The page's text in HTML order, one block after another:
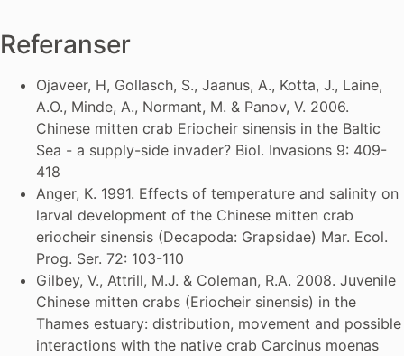
Referanser
Ojaveer, H, Gollasch, S., Jaanus, A., Kotta, J., Laine,
A.O., Minde, A., Normant, M. & Panov, V. 2006.
Chinese mitten crab Eriocheir sinensis in the Baltic
Sea - a supply-side invader? Biol. Invasions 9: 409-
418
Anger, K. 1991. Effects of temperature and salinity on
larval development of the Chinese mitten crab
eriocheir sinensis (Decapoda: Grapsidae) Mar. Ecol.
Prog. Ser. 72: 103-110
Gilbey, V., Attrill, M.J. & Coleman, R.A. 2008. Juvenile
Chinese mitten crabs (Eriocheir sinensis) in the
Thames estuary: distribution, movement and possible
interactions with the native crab Carcinus moenas